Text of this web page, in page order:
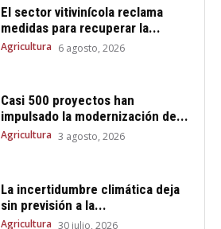
El sector vitivinícola reclama
medidas para recuperar la...
Agricultura 6 agosto, 2026
Casi 500 proyectos han
impulsado la modernización de...
Agricultura 3 agosto, 2026
La incertidumbre climática deja
sin previsión a la...
Agricultura 30 julio, 2026